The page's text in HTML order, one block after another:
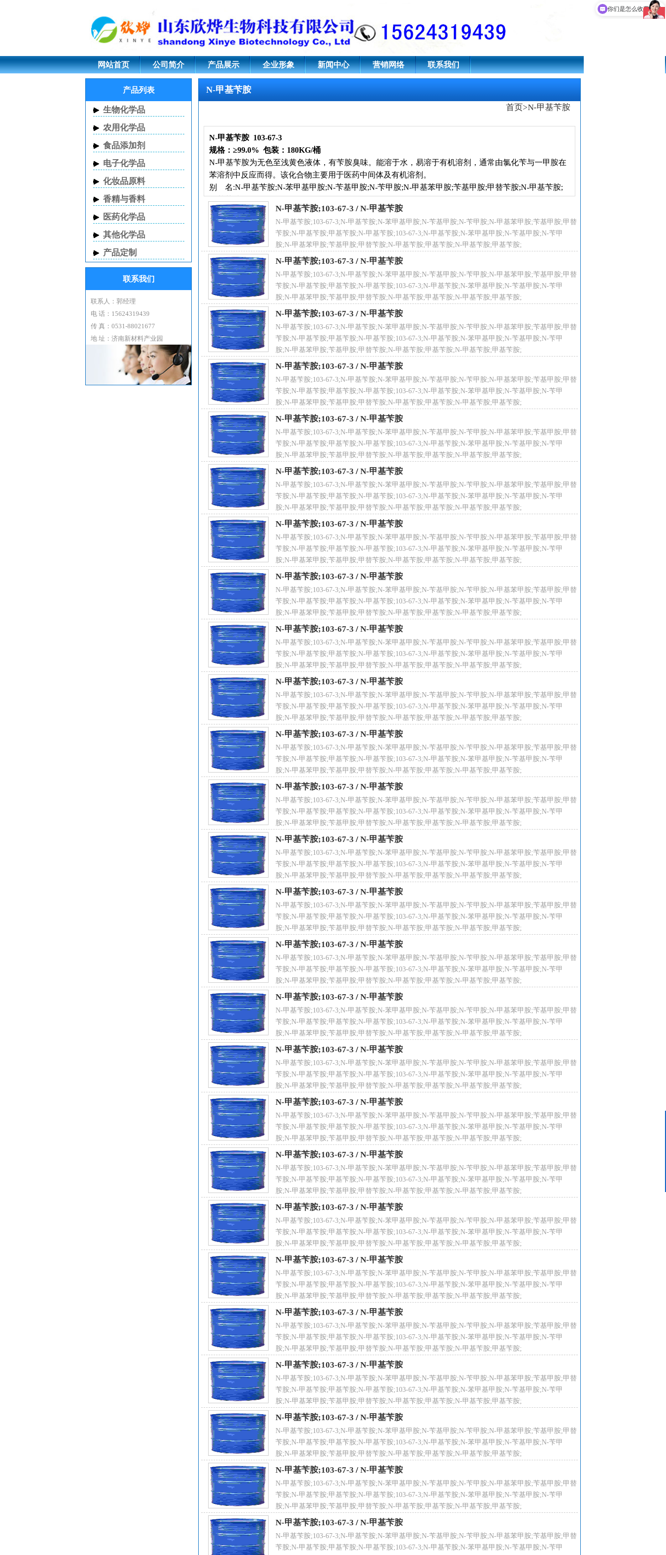
N-甲基苄胺;103-67-3
网站首页 公司简介 产品展示 企业形象 新闻中心 营销网络 联系我们
N-甲基苄胺
首页>N-甲基苄胺
N-甲基苄胺 103-67-3
规格：≥99.0% 包装：180KG/桶
N-甲基苄胺为无色至浅黄色液体，有苄胺臭味。能溶于水，易溶于有机溶剂，通常由氯化苄与一甲胺在
苯溶剂中反应而得。该化合物主要用于医药中间体及有机溶剂。
别 名:N-甲基苄胺;N-苯甲基甲胺;N-苄基甲胺;N-苄甲胺;N-甲基苯甲胺;苄基甲胺;甲替苄胺;N-甲基苄胺;
甲基苄胺
中文名N-甲基苄胺
外文名N-methylbenzylamine
别 名N-苯甲基甲胺
化学式C8H11N
分子量121.18
CAS登录号103-67-3
EINECS登录号203-133-4
熔 点-24 ℃
沸 点184-189℃(lit.)
水溶性能溶于水
密 度0.939g/mL(25℃)(lit.)
外 观无色至浅黄色液体
闪 点75 ℃
应 用医药中间体,有机溶剂
安全性描述S23S26S45S36/S37/S39
危险性符号C
危险性描述R22R34R42/43
UN危险货物编号 UN 2735 8/PG 2
英文别名N-Benzylmethylamine;omega-Methylaminotoluene
线性分子式C6H5CH2NHCH3
纯 度≥98%
MDL号MFCD00008289
Beilstein号606221
N-甲基苄胺物化性质
性状：无色至浅黄色液体，有苄胺臭味。
密度：0.939g/mL(25℃)(lit.)
熔点：-24℃
沸点：184-189℃(lit.)
闪点：75℃
折射率(n20/D)：1.522(lit.)
溶解性：能溶于水，易溶于有机溶剂
N-甲基苄胺毒理学数据
急性毒性：大鼠经口LD50：300mg/kg
N-甲基苄胺分子结构数据
1、 摩尔折射率：39.39
2、 摩尔体积（m3/mol）：131.0
3、 等张比容（90.2K）：311.8
4、 表面张力（dyne/cm）：32.0
5、 极化率：15.61
N-甲基苄胺产品用途
医药中间体,有机溶剂,也用于染料生产和其他有机合成。
N-甲基苄胺合成方法
由氯化苄与一甲胺在苯溶剂中反应而得。将一甲胺和苯加入反应锅，于25℃滴加氯化苄，约5-6h加完，
升温至45℃反应4h。加入氢氧化钠，再保温1h。静置分层，苯层常压蒸馏至140℃后，再减压蒸馏，收集
75-130℃（2.0-6.67kPa），馏分即为苄基甲胺。
N-甲基苄胺安全信息:
危险运输编码：UN 2735 8/PG 2
危险品标志：C
安全标识：S23S26S45S36/S37/S39
危险标识：R22R34R42/43
WGK Germany 1
N-甲基苄胺贮存方法
储存于阴凉、通风的库房。远离火种、热源。库温不宜超过30℃。保持容器密封。应与氧化剂分开存
放，切忌混储。采用防爆型照明、通风设施。禁止使用易产生火花的机械设备和工具。储区应备有泄漏
应急处理设备和合适的收容材料。
N-甲基苄胺;103-67-3 / N-甲基苄胺
N-甲基苄胺;103-67-3;N-甲基苄胺;N-苯甲基甲胺;N-苄基甲胺;N-苄甲胺;N-甲基苯甲胺;苄基甲胺;甲替
苄胺;N-甲基苄胺;甲基苄胺;N-甲基苄胺;103-67-3;N-甲基苄胺;N-苯甲基甲胺;N-苄基甲胺;N-苄甲
胺;N-甲基苯甲胺;苄基甲胺;甲替苄胺;N-甲基苄胺;甲基苄胺;N-甲基苄胺;甲基苄胺;
N-甲基苄胺;103-67-3 / N-甲基苄胺
N-甲基苄胺;103-67-3;N-甲基苄胺;N-苯甲基甲胺;N-苄基甲胺;N-苄甲胺;N-甲基苯甲胺;苄基甲胺;甲替
苄胺;N-甲基苄胺;甲基苄胺;N-甲基苄胺;103-67-3;N-甲基苄胺;N-苯甲基甲胺;N-苄基甲胺;N-苄甲
胺;N-甲基苯甲胺;苄基甲胺;甲替苄胺;N-甲基苄胺;甲基苄胺;N-甲基苄胺;甲基苄胺;
N-甲基苄胺;103-67-3 / N-甲基苄胺
N-甲基苄胺;103-67-3;N-甲基苄胺;N-苯甲基甲胺;N-苄基甲胺;N-苄甲胺;N-甲基苯甲胺;苄基甲胺;甲替
苄胺;N-甲基苄胺;甲基苄胺;N-甲基苄胺;103-67-3;N-甲基苄胺;N-苯甲基甲胺;N-苄基甲胺;N-苄甲
胺;N-甲基苯甲胺;苄基甲胺;甲替苄胺;N-甲基苄胺;甲基苄胺;N-甲基苄胺;甲基苄胺;
N-甲基苄胺;103-67-3 / N-甲基苄胺
N-甲基苄胺;103-67-3;N-甲基苄胺;N-苯甲基甲胺;N-苄基甲胺;N-苄甲胺;N-甲基苯甲胺;苄基甲胺;甲替
苄胺;N-甲基苄胺;甲基苄胺;N-甲基苄胺;103-67-3;N-甲基苄胺;N-苯甲基甲胺;N-苄基甲胺;N-苄甲
胺;N-甲基苯甲胺;苄基甲胺;甲替苄胺;N-甲基苄胺;甲基苄胺;N-甲基苄胺;甲基苄胺;
N-甲基苄胺;103-67-3 / N-甲基苄胺
N-甲基苄胺;103-67-3;N-甲基苄胺;N-苯甲基甲胺;N-苄基甲胺;N-苄甲胺;N-甲基苯甲胺;苄基甲胺;甲替
苄胺;N-甲基苄胺;甲基苄胺;N-甲基苄胺;103-67-3;N-甲基苄胺;N-苯甲基甲胺;N-苄基甲胺;N-苄甲
胺;N-甲基苯甲胺;苄基甲胺;甲替苄胺;N-甲基苄胺;甲基苄胺;N-甲基苄胺;甲基苄胺;
N-甲基苄胺;103-67-3 / N-甲基苄胺
N-甲基苄胺;103-67-3;N-甲基苄胺;N-苯甲基甲胺;N-苄基甲胺;N-苄甲胺;N-甲基苯甲胺;苄基甲胺;甲替
苄胺;N-甲基苄胺;甲基苄胺;N-甲基苄胺;103-67-3;N-甲基苄胺;N-苯甲基甲胺;N-苄基甲胺;N-苄甲
胺;N-甲基苯甲胺;苄基甲胺;甲替苄胺;N-甲基苄胺;甲基苄胺;N-甲基苄胺;甲基苄胺;
N-甲基苄胺;103-67-3 / N-甲基苄胺
N-甲基苄胺;103-67-3;N-甲基苄胺;N-苯甲基甲胺;N-苄基甲胺;N-苄甲胺;N-甲基苯甲胺;苄基甲胺;甲替
苄胺;N-甲基苄胺;甲基苄胺;N-甲基苄胺;103-67-3;N-甲基苄胺;N-苯甲基甲胺;N-苄基甲胺;N-苄甲
胺;N-甲基苯甲胺;苄基甲胺;甲替苄胺;N-甲基苄胺;甲基苄胺;N-甲基苄胺;甲基苄胺;
N-甲基苄胺;103-67-3 / N-甲基苄胺
N-甲基苄胺;103-67-3;N-甲基苄胺;N-苯甲基甲胺;N-苄基甲胺;N-苄甲胺;N-甲基苯甲胺;苄基甲胺;甲替
苄胺;N-甲基苄胺;甲基苄胺;N-甲基苄胺;103-67-3;N-甲基苄胺;N-苯甲基甲胺;N-苄基甲胺;N-苄甲
胺;N-甲基苯甲胺;苄基甲胺;甲替苄胺;N-甲基苄胺;甲基苄胺;N-甲基苄胺;甲基苄胺;
N-甲基苄胺;103-67-3 / N-甲基苄胺
N-甲基苄胺;103-67-3;N-甲基苄胺;N-苯甲基甲胺;N-苄基甲胺;N-苄甲胺;N-甲基苯甲胺;苄基甲胺;甲替
苄胺;N-甲基苄胺;甲基苄胺;N-甲基苄胺;103-67-3;N-甲基苄胺;N-苯甲基甲胺;N-苄基甲胺;N-苄甲
胺;N-甲基苯甲胺;苄基甲胺;甲替苄胺;N-甲基苄胺;甲基苄胺;N-甲基苄胺;甲基苄胺;
N-甲基苄胺;103-67-3 / N-甲基苄胺
N-甲基苄胺;103-67-3;N-甲基苄胺;N-苯甲基甲胺;N-苄基甲胺;N-苄甲胺;N-甲基苯甲胺;苄基甲胺;甲替
苄胺;N-甲基苄胺;甲基苄胺;N-甲基苄胺;103-67-3;N-甲基苄胺;N-苯甲基甲胺;N-苄基甲胺;N-苄甲
胺;N-甲基苯甲胺;苄基甲胺;甲替苄胺;N-甲基苄胺;甲基苄胺;N-甲基苄胺;甲基苄胺;
N-甲基苄胺;103-67-3 / N-甲基苄胺
N-甲基苄胺;103-67-3;N-甲基苄胺;N-苯甲基甲胺;N-苄基甲胺;N-苄甲胺;N-甲基苯甲胺;苄基甲胺;甲替
苄胺;N-甲基苄胺;甲基苄胺;N-甲基苄胺;103-67-3;N-甲基苄胺;N-苯甲基甲胺;N-苄基甲胺;N-苄甲
胺;N-甲基苯甲胺;苄基甲胺;甲替苄胺;N-甲基苄胺;甲基苄胺;N-甲基苄胺;甲基苄胺;
N-甲基苄胺;103-67-3 / N-甲基苄胺
N-甲基苄胺;103-67-3;N-甲基苄胺;N-苯甲基甲胺;N-苄基甲胺;N-苄甲胺;N-甲基苯甲胺;苄基甲胺;甲替
苄胺;N-甲基苄胺;甲基苄胺;N-甲基苄胺;103-67-3;N-甲基苄胺;N-苯甲基甲胺;N-苄基甲胺;N-苄甲
胺;N-甲基苯甲胺;苄基甲胺;甲替苄胺;N-甲基苄胺;甲基苄胺;N-甲基苄胺;甲基苄胺;
N-甲基苄胺;103-67-3 / N-甲基苄胺
N-甲基苄胺;103-67-3;N-甲基苄胺;N-苯甲基甲胺;N-苄基甲胺;N-苄甲胺;N-甲基苯甲胺;苄基甲胺;甲替
苄胺;N-甲基苄胺;甲基苄胺;N-甲基苄胺;103-67-3;N-甲基苄胺;N-苯甲基甲胺;N-苄基甲胺;N-苄甲
胺;N-甲基苯甲胺;苄基甲胺;甲替苄胺;N-甲基苄胺;甲基苄胺;N-甲基苄胺;甲基苄胺;
N-甲基苄胺;103-67-3 / N-甲基苄胺
N-甲基苄胺;103-67-3;N-甲基苄胺;N-苯甲基甲胺;N-苄基甲胺;N-苄甲胺;N-甲基苯甲胺;苄基甲胺;甲替
苄胺;N-甲基苄胺;甲基苄胺;N-甲基苄胺;103-67-3;N-甲基苄胺;N-苯甲基甲胺;N-苄基甲胺;N-苄甲
胺;N-甲基苯甲胺;苄基甲胺;甲替苄胺;N-甲基苄胺;甲基苄胺;N-甲基苄胺;甲基苄胺;
N-甲基苄胺;103-67-3 / N-甲基苄胺
N-甲基苄胺;103-67-3;N-甲基苄胺;N-苯甲基甲胺;N-苄基甲胺;N-苄甲胺;N-甲基苯甲胺;苄基甲胺;甲替
苄胺;N-甲基苄胺;甲基苄胺;N-甲基苄胺;103-67-3;N-甲基苄胺;N-苯甲基甲胺;N-苄基甲胺;N-苄甲
胺;N-甲基苯甲胺;苄基甲胺;甲替苄胺;N-甲基苄胺;甲基苄胺;N-甲基苄胺;甲基苄胺;
N-甲基苄胺;103-67-3 / N-甲基苄胺
N-甲基苄胺;103-67-3;N-甲基苄胺;N-苯甲基甲胺;N-苄基甲胺;N-苄甲胺;N-甲基苯甲胺;苄基甲胺;甲替
苄胺;N-甲基苄胺;甲基苄胺;N-甲基苄胺;103-67-3;N-甲基苄胺;N-苯甲基甲胺;N-苄基甲胺;N-苄甲
胺;N-甲基苯甲胺;苄基甲胺;甲替苄胺;N-甲基苄胺;甲基苄胺;N-甲基苄胺;甲基苄胺;
N-甲基苄胺;103-67-3 / N-甲基苄胺
N-甲基苄胺;103-67-3;N-甲基苄胺;N-苯甲基甲胺;N-苄基甲胺;N-苄甲胺;N-甲基苯甲胺;苄基甲胺;甲替
苄胺;N-甲基苄胺;甲基苄胺;N-甲基苄胺;103-67-3;N-甲基苄胺;N-苯甲基甲胺;N-苄基甲胺;N-苄甲
胺;N-甲基苯甲胺;苄基甲胺;甲替苄胺;N-甲基苄胺;甲基苄胺;N-甲基苄胺;甲基苄胺;
N-甲基苄胺;103-67-3 / N-甲基苄胺
N-甲基苄胺;103-67-3;N-甲基苄胺;N-苯甲基甲胺;N-苄基甲胺;N-苄甲胺;N-甲基苯甲胺;苄基甲胺;甲替
苄胺;N-甲基苄胺;甲基苄胺;N-甲基苄胺;103-67-3;N-甲基苄胺;N-苯甲基甲胺;N-苄基甲胺;N-苄甲
胺;N-甲基苯甲胺;苄基甲胺;甲替苄胺;N-甲基苄胺;甲基苄胺;N-甲基苄胺;甲基苄胺;
N-甲基苄胺;103-67-3 / N-甲基苄胺
N-甲基苄胺;103-67-3;N-甲基苄胺;N-苯甲基甲胺;N-苄基甲胺;N-苄甲胺;N-甲基苯甲胺;苄基甲胺;甲替
苄胺;N-甲基苄胺;甲基苄胺;N-甲基苄胺;103-67-3;N-甲基苄胺;N-苯甲基甲胺;N-苄基甲胺;N-苄甲
胺;N-甲基苯甲胺;苄基甲胺;甲替苄胺;N-甲基苄胺;甲基苄胺;N-甲基苄胺;甲基苄胺;
N-甲基苄胺;103-67-3 / N-甲基苄胺
N-甲基苄胺;103-67-3;N-甲基苄胺;N-苯甲基甲胺;N-苄基甲胺;N-苄甲胺;N-甲基苯甲胺;苄基甲胺;甲替
苄胺;N-甲基苄胺;甲基苄胺;N-甲基苄胺;103-67-3;N-甲基苄胺;N-苯甲基甲胺;N-苄基甲胺;N-苄甲
胺;N-甲基苯甲胺;苄基甲胺;甲替苄胺;N-甲基苄胺;甲基苄胺;N-甲基苄胺;甲基苄胺;
N-甲基苄胺;103-67-3 / N-甲基苄胺
N-甲基苄胺;103-67-3;N-甲基苄胺;N-苯甲基甲胺;N-苄基甲胺;N-苄甲胺;N-甲基苯甲胺;苄基甲胺;甲替
苄胺;N-甲基苄胺;甲基苄胺;N-甲基苄胺;103-67-3;N-甲基苄胺;N-苯甲基甲胺;N-苄基甲胺;N-苄甲
胺;N-甲基苯甲胺;苄基甲胺;甲替苄胺;N-甲基苄胺;甲基苄胺;N-甲基苄胺;甲基苄胺;
N-甲基苄胺;103-67-3 / N-甲基苄胺
N-甲基苄胺;103-67-3;N-甲基苄胺;N-苯甲基甲胺;N-苄基甲胺;N-苄甲胺;N-甲基苯甲胺;苄基甲胺;甲替
苄胺;N-甲基苄胺;甲基苄胺;N-甲基苄胺;103-67-3;N-甲基苄胺;N-苯甲基甲胺;N-苄基甲胺;N-苄甲
胺;N-甲基苯甲胺;苄基甲胺;甲替苄胺;N-甲基苄胺;甲基苄胺;N-甲基苄胺;甲基苄胺;
N-甲基苄胺;103-67-3 / N-甲基苄胺
N-甲基苄胺;103-67-3;N-甲基苄胺;N-苯甲基甲胺;N-苄基甲胺;N-苄甲胺;N-甲基苯甲胺;苄基甲胺;甲替
苄胺;N-甲基苄胺;甲基苄胺;N-甲基苄胺;103-67-3;N-甲基苄胺;N-苯甲基甲胺;N-苄基甲胺;N-苄甲
胺;N-甲基苯甲胺;苄基甲胺;甲替苄胺;N-甲基苄胺;甲基苄胺;N-甲基苄胺;甲基苄胺;
N-甲基苄胺;103-67-3 / N-甲基苄胺
N-甲基苄胺;103-67-3;N-甲基苄胺;N-苯甲基甲胺;N-苄基甲胺;N-苄甲胺;N-甲基苯甲胺;苄基甲胺;甲替
苄胺;N-甲基苄胺;甲基苄胺;N-甲基苄胺;103-67-3;N-甲基苄胺;N-苯甲基甲胺;N-苄基甲胺;N-苄甲
胺;N-甲基苯甲胺;苄基甲胺;甲替苄胺;N-甲基苄胺;甲基苄胺;N-甲基苄胺;甲基苄胺;
N-甲基苄胺;103-67-3 / N-甲基苄胺
N-甲基苄胺;103-67-3;N-甲基苄胺;N-苯甲基甲胺;N-苄基甲胺;N-苄甲胺;N-甲基苯甲胺;苄基甲胺;甲替
苄胺;N-甲基苄胺;甲基苄胺;N-甲基苄胺;103-67-3;N-甲基苄胺;N-苯甲基甲胺;N-苄基甲胺;N-苄甲
胺;N-甲基苯甲胺;苄基甲胺;甲替苄胺;N-甲基苄胺;甲基苄胺;N-甲基苄胺;甲基苄胺;
N-甲基苄胺;103-67-3 / N-甲基苄胺
N-甲基苄胺;103-67-3;N-甲基苄胺;N-苯甲基甲胺;N-苄基甲胺;N-苄甲胺;N-甲基苯甲胺;苄基甲胺;甲替
苄胺;N-甲基苄胺;甲基苄胺;N-甲基苄胺;103-67-3;N-甲基苄胺;N-苯甲基甲胺;N-苄基甲胺;N-苄甲
产品列表
生物化学品
农用化学品
食品添加剂
电子化学品
化妆品原料
香精与香料
医药化学品
其他化学品
产品定制
联系我们
联系人：郭经理
电 话：15624319439
传 真：0531-88021677
地 址：济南新材料产业园
你们是怎么收费的呢
现在有优惠活动吗